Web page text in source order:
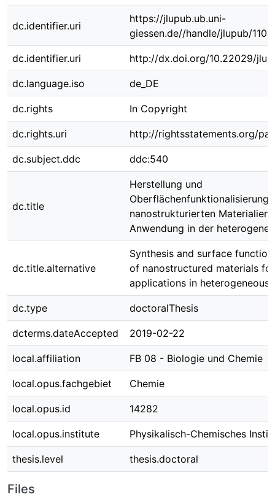
dc.identifier.uri
https://jlupub.ub.uni-
giessen.de//handle/jlupub/
dc.identifier.uri http://dx.doi.org/10.22029/
dc.language.iso de_DE
dc.rights In Copyright
dc.rights.uri http://rightsstatements.org/
dc.subject.ddc ddc:540
dc.title
Herstellung und
Oberflächenfunktionalisierung
nanostrukturierten Materialien
Anwendung in der
dc.title.alternative
Synthesis and surface
of nanostructured materials for
applications in heterogeneous
dc.type doctoralThesis
dcterms.dateAccepted 2019-02-22
local.affiliation FB 08 - Biologie und Chemie
local.opus.fachgebiet Chemie
local.opus.id 14282
local.opus.institute Physikalisch-Chemisches
thesis.level thesis.doctoral
Files